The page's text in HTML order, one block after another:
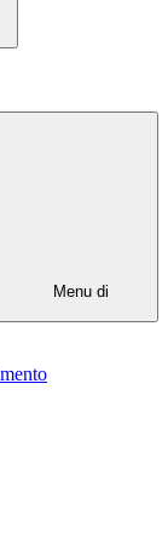
Menu di